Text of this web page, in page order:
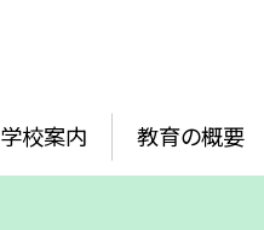
学校案内 教育の概要